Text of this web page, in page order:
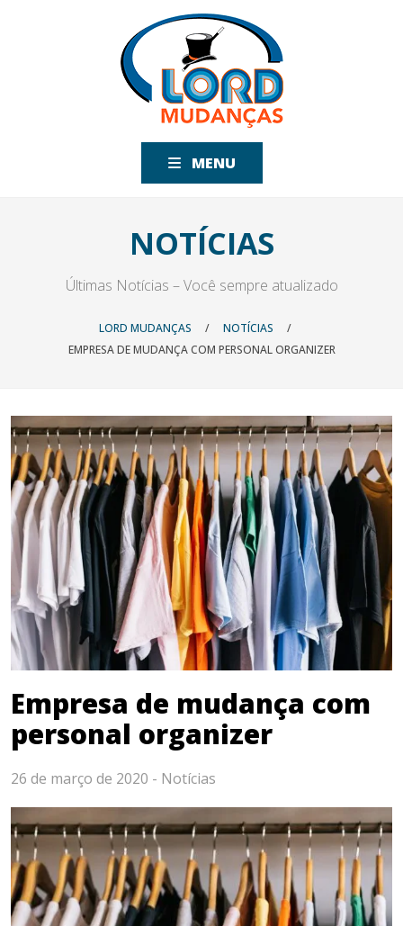
MENU
NOTÍCIAS
Últimas Notícias – Você sempre atualizado
LORD MUDANÇAS / NOTÍCIAS
/
EMPRESA DE MUDANÇA COM PERSONAL ORGANIZER
Empresa de mudança com
personal organizer
26 de março de 2020 - Notícias